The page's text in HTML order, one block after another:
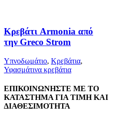
παραλλαγές.
επιλογές
μπορούν
να
επιλεγούν
σελίδα
του
προϊόντος
Κρεβάτι Armonia από
την Greco Strom
Υπνοδωμάτιο, Κρεβάτια,
Υφασμάτινα κρεβάτια
ΕΠΙΚΟΙΝΩΝΗΣΤΕ ΜΕ ΤΟ
ΚΑΤΑΣΤΗΜΑ ΓΙΑ ΤΙΜΗ ΚΑΙ
ΔΙΑΘΕΣΙΜΟΤΗΤΑ